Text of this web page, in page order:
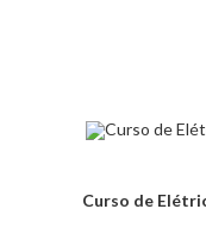
Curso de